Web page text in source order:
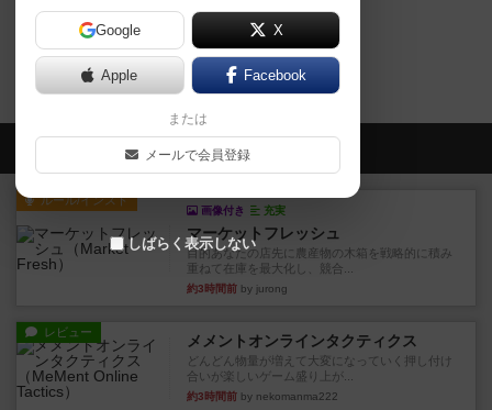
ログイン/無料会員登録
ルナトリックのトップに戻る
会員の新しい投稿
ルール/インスト
画像付き 充実
マーケットフレッシュ
目的あなたの店先に農産物の木箱を戦略的に積み
重ねて在庫を最大化し、競合...
約3時間前 by jurong
レビュー メメントオンラインタクティクス
どんどん物量が増えて大変になっていく押し付け
合いが楽しいゲーム盛り上が...
約3時間前 by nekomanma222
Google X
Apple Facebook
または
メールで会員登録
しばらく表示しない